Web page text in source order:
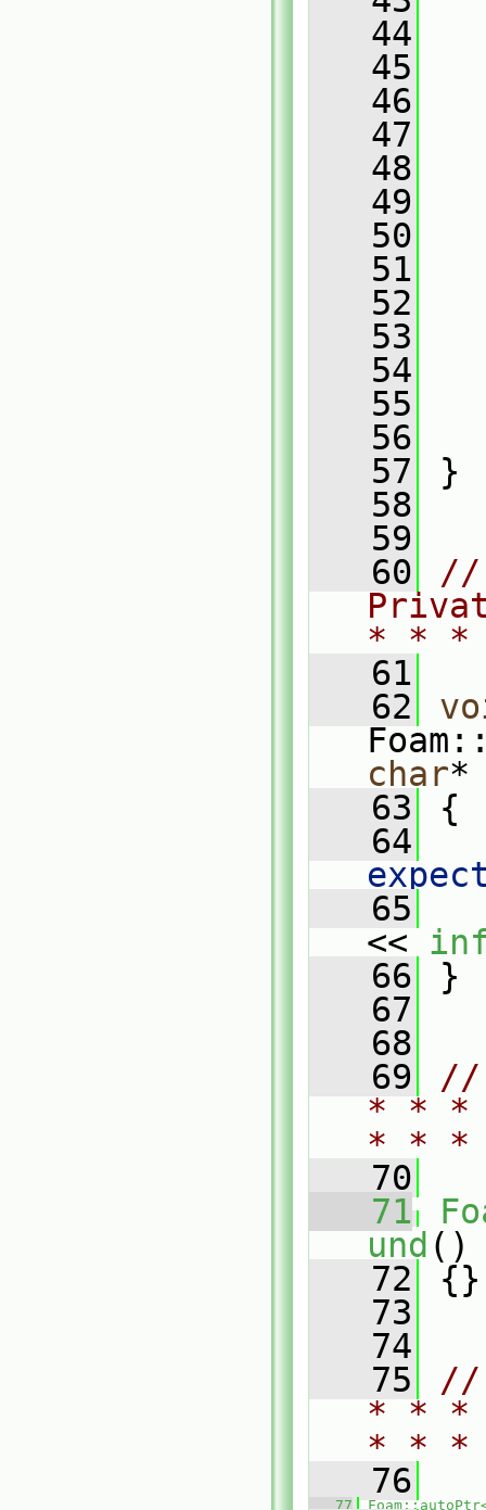
   44
   45
   46
   47
   48
   49
   50
   51
   52
   53
   54
   55
   56
   57
}
   58
   59
   60
//
* * *
   61
   62
char*
   63
{
   64
   65
<<
   66
}
   67
   68
   69
//
* * *
* *
   70
   71
und ()
   72
{}
   73
   74
   75
//
* * *
* *
   76
   77